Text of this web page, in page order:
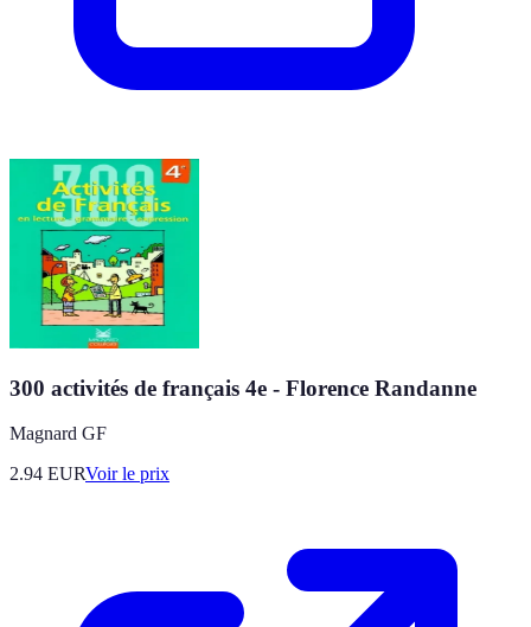
300 activités de français 4e - Florence Randanne
Magnard GF
2.94 EURVoir le prix